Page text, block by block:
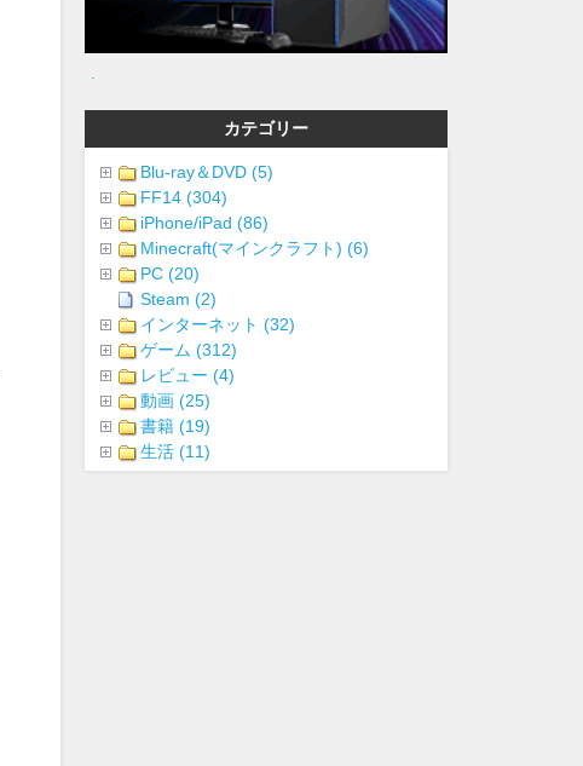
カテゴリー
Blu-ray＆DVD (5)
FF14 (304)
iPhone/iPad (86)
Minecraft(マインクラフト) (6)
PC (20)
Steam (2)
インターネット (32)
ゲーム (312)
レビュー (4)
動画 (25)
書籍 (19)
生活 (11)